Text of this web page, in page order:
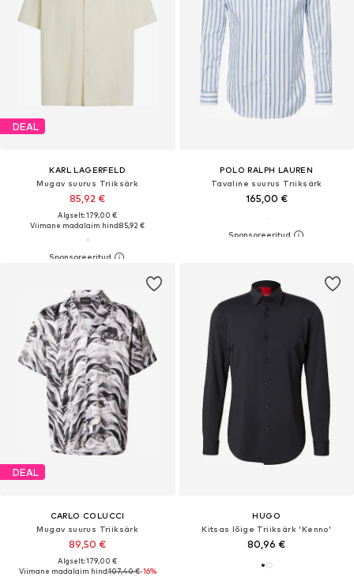
DEAL
KARL LAGERFELD
Mugav suurus Triiksärk
85,92 €
Algselt: 179,00 €
Viimane madalaim hind:85,92 €
POLO RALPH LAUREN
Tavaline suurus Triiksärk
165,00 €
DEAL
CARLO COLUCCI
Mugav suurus Triiksärk
89,50 €
Algselt: 179,00 €
Viimane madalaim hind:107,40 €-16%
HUGO
Kitsas lõige Triiksärk 'Kenno'
80,96 €